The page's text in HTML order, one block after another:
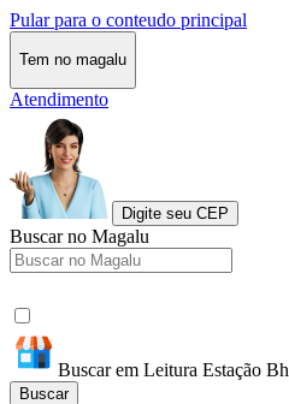
Pular para o conteudo principal
Tem no magalu
Atendimento
Digite seu CEP
Buscar no Magalu
Buscar em Leitura Estação Bh
Buscar